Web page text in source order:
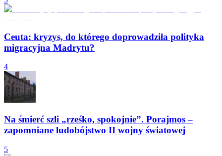
Ceuta: kryzys, do którego doprowadziła polityka
migracyjna Madrytu?
4
Na śmierć szli „rześko, spokojnie”. Porajmos –
zapomniane ludobójstwo II wojny światowej
5